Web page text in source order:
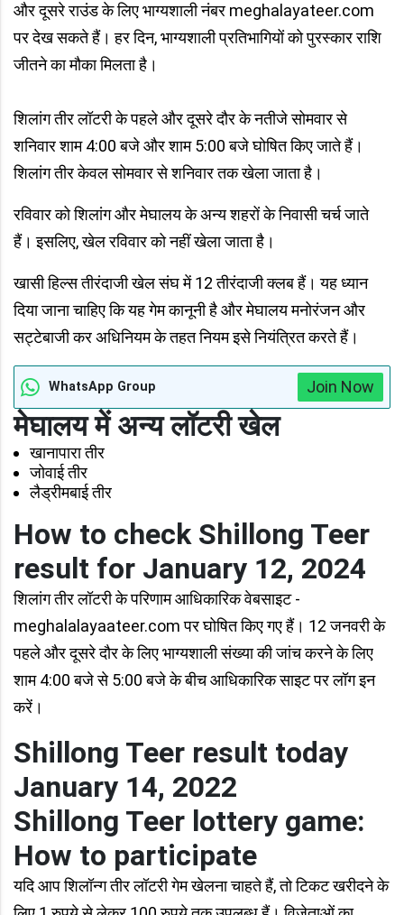
और दूसरे राउंड के लिए भाग्यशाली नंबर meghalayateer.com
पर देख सकते हैं। हर दिन, भाग्यशाली प्रतिभागियों को पुरस्कार राशि
जीतने का मौका मिलता है।
शिलांग तीर लॉटरी के पहले और दूसरे दौर के नतीजे सोमवार से
शनिवार शाम 4:00 बजे और शाम 5:00 बजे घोषित किए जाते हैं।
शिलांग तीर केवल सोमवार से शनिवार तक खेला जाता है।
रविवार को शिलांग और मेघालय के अन्य शहरों के निवासी चर्च जाते
हैं। इसलिए, खेल रविवार को नहीं खेला जाता है।
खासी हिल्स तीरंदाजी खेल संघ में 12 तीरंदाजी क्लब हैं। यह ध्यान
दिया जाना चाहिए कि यह गेम कानूनी है और मेघालय मनोरंजन और
सट्टेबाजी कर अधिनियम के तहत नियम इसे नियंत्रित करते हैं।
WhatsApp Group Join Now
मेघालय में अन्य लॉटरी खेल
खानापारा तीर
जोवाई तीर
लैड्रीमबाई तीर
How to check Shillong Teer
result for January 12, 2024
शिलांग तीर लॉटरी के परिणाम आधिकारिक वेबसाइट -
meghalalayaateer.com पर घोषित किए गए हैं। 12 जनवरी के
पहले और दूसरे दौर के लिए भाग्यशाली संख्या की जांच करने के लिए
शाम 4:00 बजे से 5:00 बजे के बीच आधिकारिक साइट पर लॉग इन
करें।
Shillong Teer result today
January 14, 2022
Shillong Teer lottery game:
How to participate
यदि आप शिलॉन्ग तीर लॉटरी गेम खेलना चाहते हैं, तो टिकट खरीदने के